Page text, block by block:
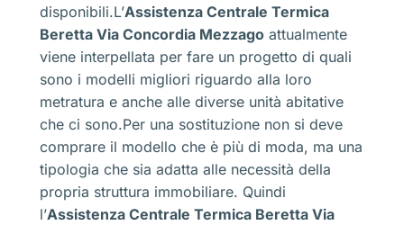
disponibili.L’Assistenza Centrale Termica
Beretta Via Concordia Mezzago attualmente
viene interpellata per fare un progetto di quali
sono i modelli migliori riguardo alla loro
metratura e anche alle diverse unità abitative
che ci sono.Per una sostituzione non si deve
comprare il modello che è più di moda, ma una
tipologia che sia adatta alle necessità della
propria struttura immobiliare. Quindi
l’Assistenza Centrale Termica Beretta Via